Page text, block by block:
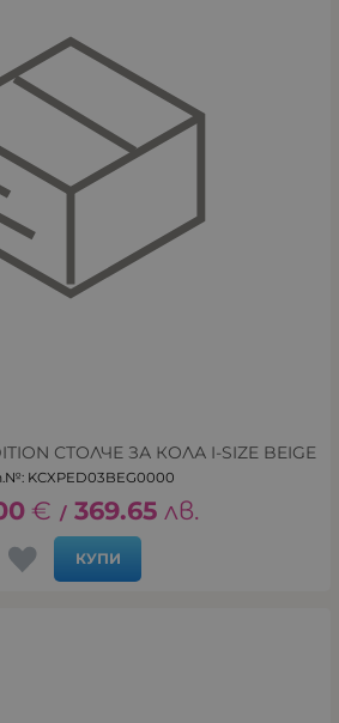
СТОЛЧЕ ЗА КОЛА I-SIZE BEIGE
KCXPED03BEG0000
€ / 369.65 лв.
КУПИ